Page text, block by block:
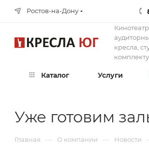
Ростов-на-Дону
кресла,
Каталог Услуги
Уже готовим
Главная — О компании — Новости